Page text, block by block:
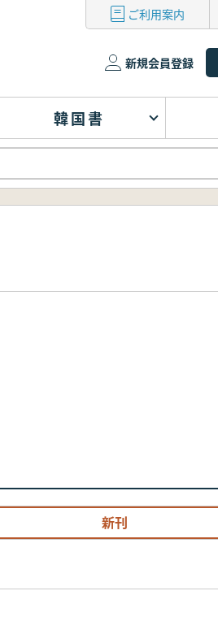
ご利用案内
新規会員登録
韓国書
新刊